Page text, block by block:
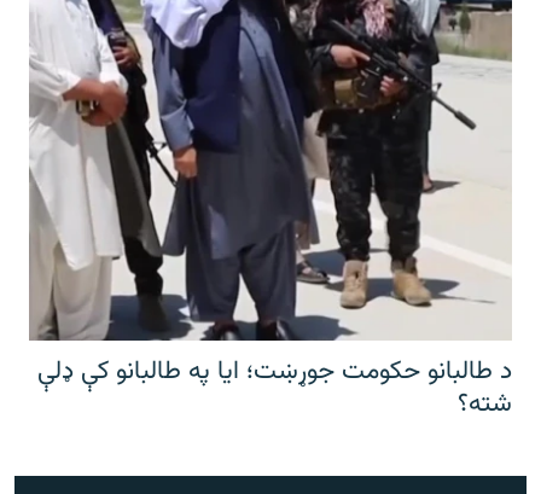
د طالبانو حکومت جوړښت؛ ایا په طالبانو کې ډلې
شته؟